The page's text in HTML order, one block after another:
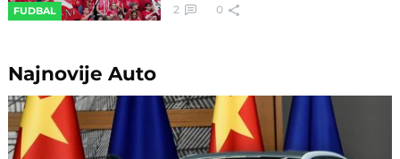
FUDBAL 2 0
NajnovijeAuto